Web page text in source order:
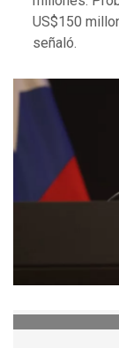
US$150
señaló.